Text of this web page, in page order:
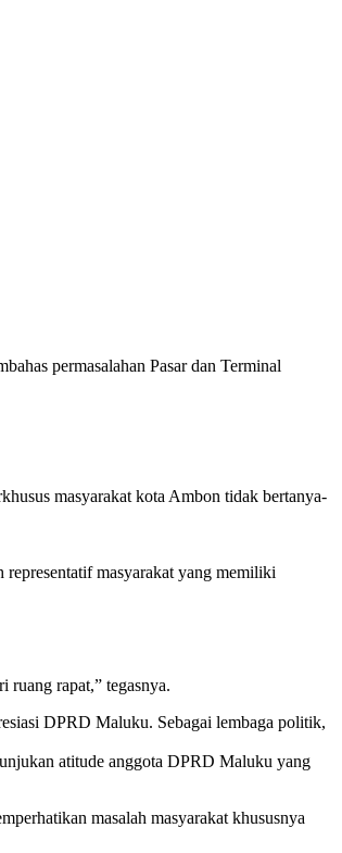
permasalahan Pasar dan Terminal
masyarakat kota Ambon tidak bertanya-
masyarakat yang memiliki
ruang rapat,” tegasnya.
DPRD Maluku. Sebagai lembaga politik,
atitude anggota DPRD Maluku yang
masalah masyarakat khususnya